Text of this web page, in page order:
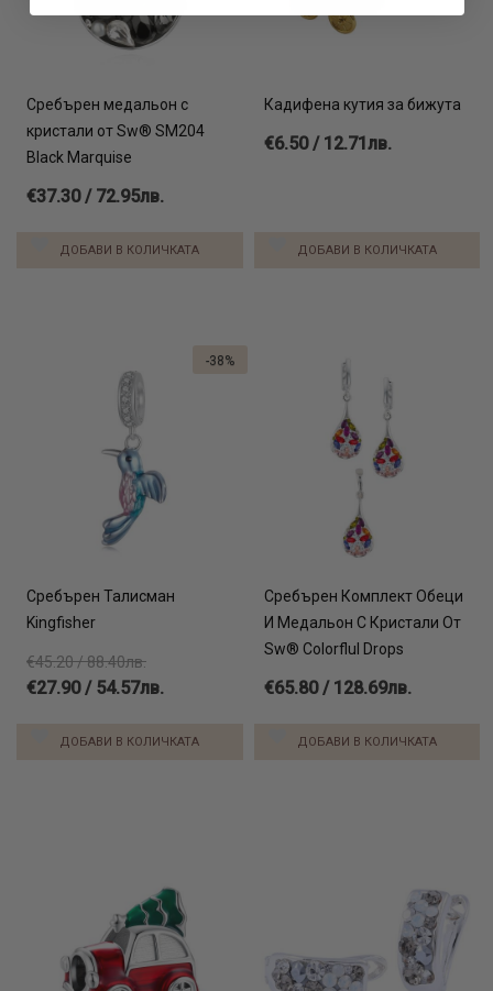
Сребърен медальон с
кристали от Sw® SM204
Black Marquise
€37.30 / 72.95лв.
ДОБАВИ В КОЛИЧКАТА
Кадифена кутия за бижута
€6.50 / 12.71лв.
ДОБАВИ В КОЛИЧКАТА
Сребърен Талисман
Kingfisher
€45.20 / 88.40лв.
€27.90 / 54.57лв.
ДОБАВИ В КОЛИЧКАТА
-38%
Сребърен Комплект Обеци
И Медальон С Кристали От
Sw® Colorflul Drops
€65.80 / 128.69лв.
ДОБАВИ В КОЛИЧКАТА